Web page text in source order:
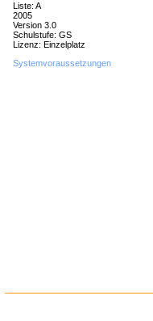
Liste: A
2005
Version 3.0
Schulstufe: GS
Lizenz: Einzelplatz
Systemvoraussetzungen